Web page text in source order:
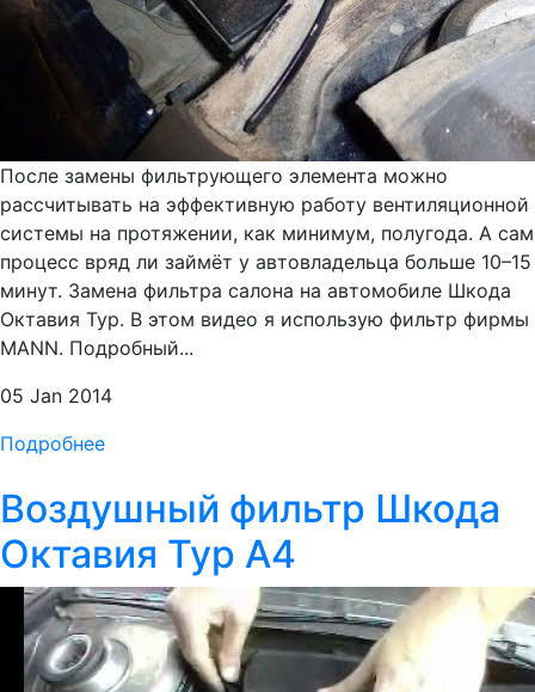
После замены фильтрующего элемента можно
рассчитывать на эффективную работу вентиляционной
системы на протяжении, как минимум, полугода. А сам
процесс вряд ли займёт у автовладельца больше 10–15
минут. Замена фильтра салона на автомобиле Шкода
Октавия Тур. В этом видео я использую фильтр фирмы
MANN. Подробный...
05 Jan 2014
Подробнее
Воздушный фильтр Шкода
Октавия Тур А4